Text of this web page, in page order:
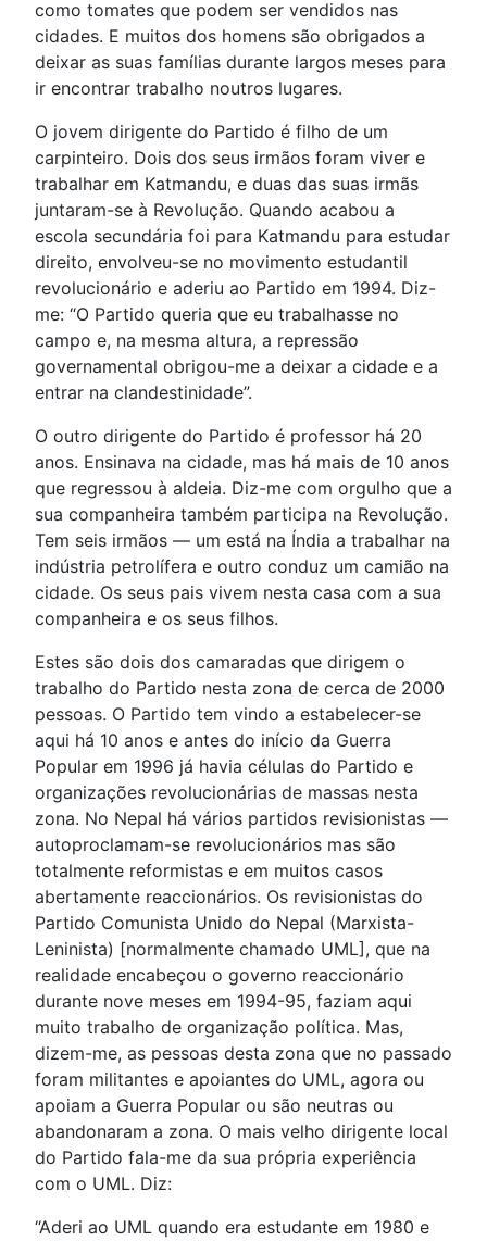
como tomates que podem ser vendidos nas
cidades. E muitos dos homens são obrigados a
deixar as suas famílias durante largos meses para
ir encontrar trabalho noutros lugares.
O jovem dirigente do Partido é filho de um
carpinteiro. Dois dos seus irmãos foram viver e
trabalhar em Katmandu, e duas das suas irmãs
juntaram-se à Revolução. Quando acabou a
escola secundária foi para Katmandu para estudar
direito, envolveu-se no movimento estudantil
revolucionário e aderiu ao Partido em 1994. Diz-
me: “O Partido queria que eu trabalhasse no
campo e, na mesma altura, a repressão
governamental obrigou-me a deixar a cidade e a
entrar na clandestinidade”.
O outro dirigente do Partido é professor há 20
anos. Ensinava na cidade, mas há mais de 10 anos
que regressou à aldeia. Diz-me com orgulho que a
sua companheira também participa na Revolução.
Tem seis irmãos — um está na Índia a trabalhar na
indústria petrolífera e outro conduz um camião na
cidade. Os seus pais vivem nesta casa com a sua
companheira e os seus filhos.
Estes são dois dos camaradas que dirigem o
trabalho do Partido nesta zona de cerca de 2000
pessoas. O Partido tem vindo a estabelecer-se
aqui há 10 anos e antes do início da Guerra
Popular em 1996 já havia células do Partido e
organizações revolucionárias de massas nesta
zona. No Nepal há vários partidos revisionistas —
autoproclamam-se revolucionários mas são
totalmente reformistas e em muitos casos
abertamente reaccionários. Os revisionistas do
Partido Comunista Unido do Nepal (Marxista-
Leninista) [normalmente chamado UML], que na
realidade encabeçou o governo reaccionário
durante nove meses em 1994-95, faziam aqui
muito trabalho de organização política. Mas,
dizem-me, as pessoas desta zona que no passado
foram militantes e apoiantes do UML, agora ou
apoiam a Guerra Popular ou são neutras ou
abandonaram a zona. O mais velho dirigente local
do Partido fala-me da sua própria experiência
com o UML. Diz:
“Aderi ao UML quando era estudante em 1980 e